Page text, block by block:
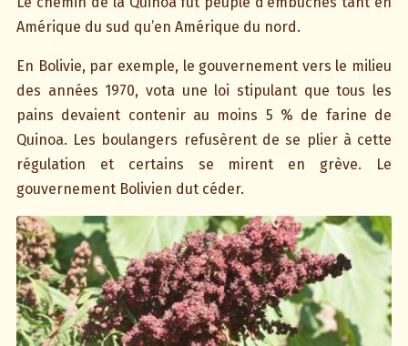
Amérique du sud qu’en Amérique du nord.
En Bolivie, par exemple, le gouvernement vers le milieu
des années 1970, vota une loi stipulant que tous les
pains devaient contenir au moins 5 % de farine de
Quinoa. Les boulangers refusèrent de se plier à cette
régulation et certains se mirent en grève. Le
gouvernement Bolivien dut céder.